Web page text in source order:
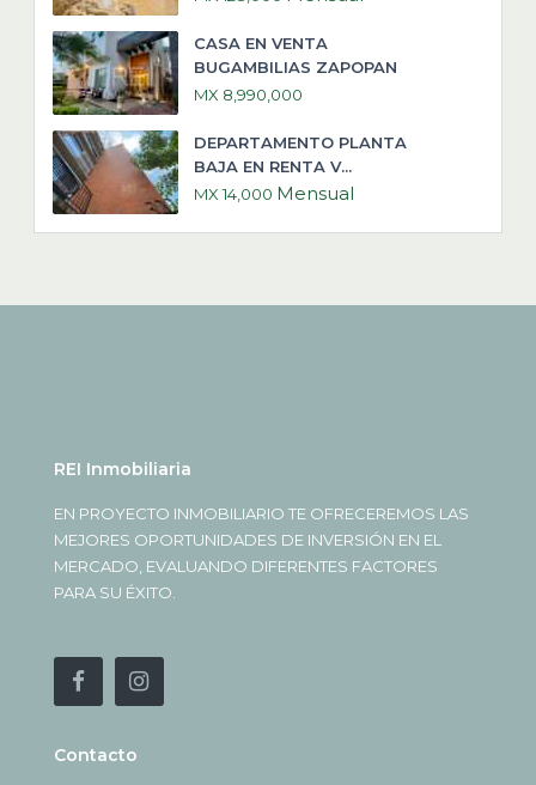
CASA EN VENTA
BUGAMBILIAS ZAPOPAN
MX 8,990,000
DEPARTAMENTO PLANTA
BAJA EN RENTA V...
MX 14,000 Mensual
REI Inmobiliaria
EN PROYECTO INMOBILIARIO TE OFRECEREMOS LAS
MEJORES OPORTUNIDADES DE INVERSIÓN EN EL
MERCADO, EVALUANDO DIFERENTES FACTORES
PARA SU ÉXITO.
Contacto